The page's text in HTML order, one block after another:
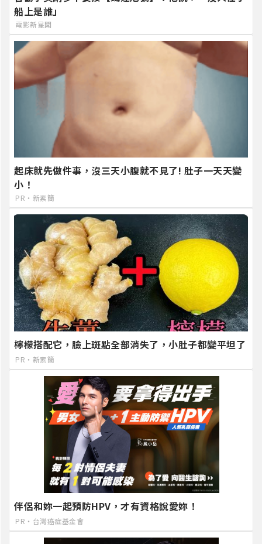
船上是誰」
電影新星聞
起床就先做件事，沒三天小腹就不見了! 肚子一天天變
小！
PR・新素簡
檸檬搭配它，臉上斑點全部消失了，小肚子都變平坦了
PR・新素簡
伴侶和妳一起預防HPV，才有資格說愛妳！
PR・台灣癌症基金會